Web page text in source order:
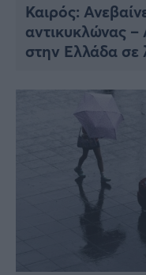
Καιρός:
αντικυκλώνας
στην Ελλάδα σε